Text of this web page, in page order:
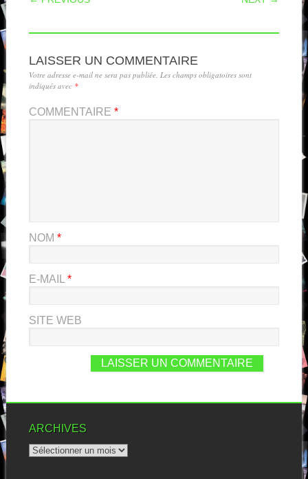
LAISSER UN COMMENTAIRE
Votre adresse e-mail ne sera pas publiée. Les champs obligatoires sont
indiqués avec *
COMMENTAIRE *
NOM *
E-MAIL *
SITE WEB
ARCHIVES